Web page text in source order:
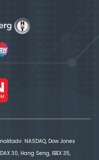
NASDAQ, Dow Jones
30, Hang Seng, IBEX 35,